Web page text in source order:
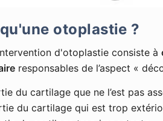
otoplastie ?
d'otoplastie consiste à
responsables de l’aspect «
du cartilage que ne l’est pas
du cartilage qui est trop